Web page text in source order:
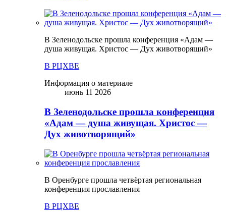
В Зеленодольске прошла конференция «Адам —
душа живущая. Христос — Дух животворящий»
В РЦХВЕ
Информация о материале
июнь 11 2026
В Зеленодольске прошла конференция
«Адам — душа живущая. Христос —
Дух животворящий»
В Оренбурге прошла четвёртая региональная
конференция прославления
В РЦХВЕ